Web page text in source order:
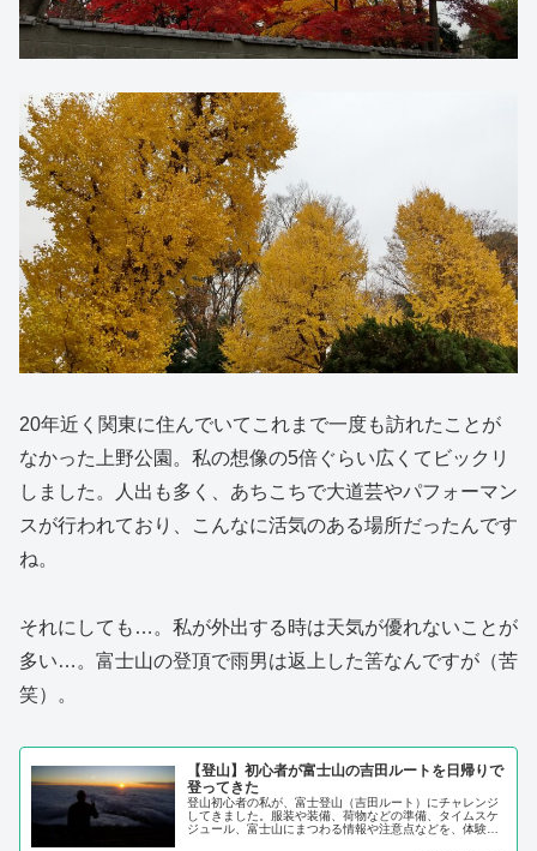
20年近く関東に住んでいてこれまで一度も訪れたことが
なかった上野公園。私の想像の5倍ぐらい広くてビックリ
しました。人出も多く、あちこちで大道芸やパフォーマン
スが行われており、こんなに活気のある場所だったんです
ね。
それにしても…。私が外出する時は天気が優れないことが
多い…。富士山の登頂で雨男は返上した筈なんですが（苦
笑）。
【登山】初心者が富士山の吉田ルートを日帰りで
登ってきた
登山初心者の私が、富士登山（吉田ルート）にチャレンジ
してきました。服装や装備、荷物などの準備、タイムスケ
ジュール、富士山にまつわる情報や注意点などを、体験を